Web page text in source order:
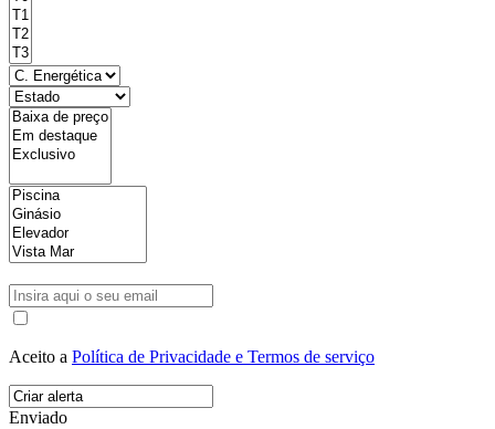
Aceito a Política de Privacidade e Termos de serviço
Enviado